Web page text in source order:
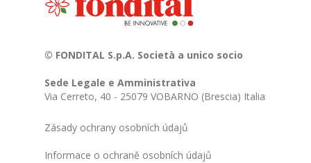
© FONDITAL S.p.A. Società a unico socio
Sede Legale e Amministrativa
Via Cerreto, 40 - 25079 VOBARNO (Brescia) Italia
Zásady ochrany osobních údajů
Informace o ochraně osobních údajů